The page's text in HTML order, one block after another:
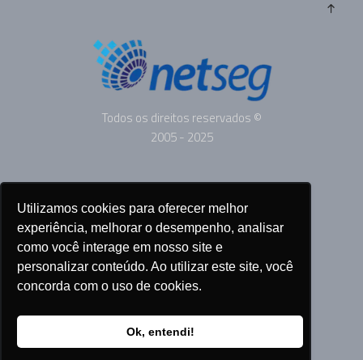
Utilizamos cookies para oferecer melhor
experiência, melhorar o desempenho, analisar
como você interage em nosso site e
personalizar conteúdo. Ao utilizar este site, você
concorda com o uso de cookies.
Ok, entendi!
Todos os direitos reservados ©
2005 - 2025
SOBRE
CONTATO